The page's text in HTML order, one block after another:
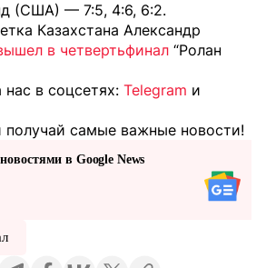
(США) — 7:5, 4:6, 6:2.
Казахстана Александр
в четвертьфинал “Ролан
в соцсетях: Telegram и
получай самые важные новости!
в Google News